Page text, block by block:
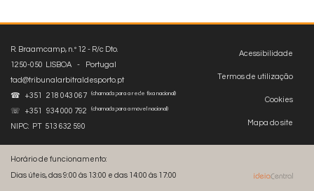
Acessibilidade
Termos de utilização
Cookies
Mapa do site
R. Braamcamp, n.º 12 - R/c Dto.
1250-050 LISBOA - Portugal
tad@tribunalarbitraldesporto.pt
☎ +351 218 043 067
(chamada para a rede fixa nacional)
☏ +351 934 000 792 (chamada para a móvel nacional)
NIPC: PT 513 632 590
Horário de funcionamento:
Dias úteis, das 9:00 às 13:00 e das 14:00 às 17:00